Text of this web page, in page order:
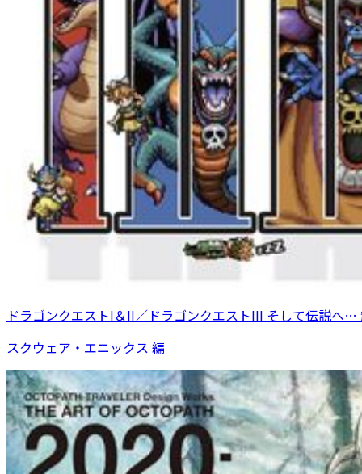
ドラゴンクエストI＆II／ドラゴンクエストIII そして伝説へ…
スクウェア・エニックス 編